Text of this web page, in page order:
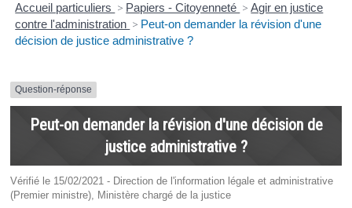
Accueil particuliers > Papiers - Citoyenneté > Agir en justice
contre l'administration > Peut-on demander la révision d'une
décision de justice administrative ?
Question-réponse
Peut-on demander la révision d'une décision de
justice administrative ?
Vérifié le 15/02/2021 - Direction de l'information légale et administrative
(Premier ministre), Ministère chargé de la justice